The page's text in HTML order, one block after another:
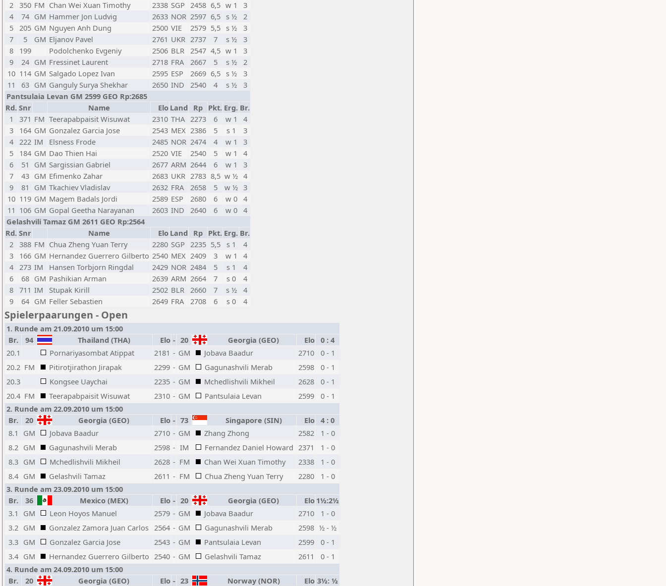
2 350 FM Chan Wei Xuan Timothy 2338 SGP 2458 6,5 w 1
3
4
74 GM Hammer Jon Ludvig 2633 NOR 2597 6,5 s ½
2
5 205 GM Nguyen Anh Dung 2500 VIE 2579 5,5 s ½
3
7
5 GM Eljanov Pavel 2761 UKR 2737 7 s ½
3
8
199 Podolchenko Evgeniy 2506 BLR 2547 4,5 w 1
3
9
24 GM Fressinet Laurent 2718 FRA 2667 5 s ½
2
10 114 GM Salgado Lopez Ivan 2595 ESP 2669 6,5 s ½
3
11
63 GM Ganguly Surya Shekhar 2650 IND 2540 4 s ½
3
Pantsulaia Levan GM 2599 GEO Rp:2685
Rd. Snr Name Elo Land Rp Pkt. Erg. Br.
1
371 FM Teerapabpaisit Wisuwat 2310 THA 2273 6 w 1
4
3
164 GM Gonzalez Garcia Jose 2543 MEX 2386 5 s 1
3
4 222 IM Elsness Frode 2485 NOR 2474 4 w 1
3
5
184 GM Dao Thien Hai 2520 VIE 2540 5 w 1
4
6
51 GM Sargissian Gabriel 2677 ARM 2644 6 w 1
3
7
43 GM Efimenko Zahar 2683 UKR 2783 8,5 w ½ 4
9
81 GM Tkachiev Vladislav 2632 FRA 2658 5 w ½ 3
10 119 GM Magem Badals Jordi 2589 ESP 2680 6 w 0
4
11 106 GM Gopal Geetha Narayanan 2603 IND 2640 6 w 0
4
Gelashvili Tamaz GM 2611 GEO Rp:2564
Rd. Snr Name Elo Land Rp Pkt. Erg. Br.
2 388 FM Chua Zheng Yuan Terry 2280 SGP 2235 5,5 s 1
4
3
166 GM Hernandez Guerrero Gilberto 2540 MEX 2409 3 w 1
4
4 273 IM Hansen Torbjorn Ringdal 2429 NOR 2484 5 s 1
4
6
68 GM Pashikian Arman 2639 ARM 2664 7 s 0
4
8 711 IM Stupak Kirill 2502 BLR 2660 7 s ½
4
9
64 GM Feller Sebastien 2649 FRA 2708 6 s 0 4
Spielerpaarungen - Open
1. Runde am 21.09.2010 um 15:00
Br.
94 Thailand (THA) Elo - 20 Georgia (GEO) Elo 0 : 4
20.1
Pornariyasombat Atippat 2181 - GM Jobava Baadur 2710
0 - 1
20.2 FM Pitirotjirathon Jirapak 2299 - GM Gagunashvili Merab 2598
0 - 1
20.3
Kongsee Uaychai 2235 - GM Mchedlishvili Mikheil 2628
0 - 1
20.4 FM Teerapabpaisit Wisuwat 2310 - GM Pantsulaia Levan 2599
0 - 1
2. Runde am 22.09.2010 um 15:00
Br.
20 Georgia (GEO) Elo - 73 Singapore (SIN) Elo 4 : 0
8.1
GM Jobava Baadur 2710 - GM Zhang Zhong 2582
1 - 0
8.2 GM Gagunashvili Merab 2598 - IM Fernandez Daniel Howard 2371
1 - 0
8.3 GM Mchedlishvili Mikheil 2628 - FM Chan Wei Xuan Timothy 2338
1 - 0
8.4 GM Gelashvili Tamaz 2611 - FM Chua Zheng Yuan Terry 2280
1 - 0
3. Runde am 23.09.2010 um 15:00
Br.
36 Mexico (MEX) Elo - 20 Georgia (GEO) Elo 1½:2½
3.1
GM Leon Hoyos Manuel 2579 - GM Jobava Baadur 2710
1 - 0
3.2 GM Gonzalez Zamora Juan Carlos 2564 - GM Gagunashvili Merab 2598 ½ - ½
3.3 GM Gonzalez Garcia Jose 2543 - GM Pantsulaia Levan 2599
0 - 1
3.4 GM Hernandez Guerrero Gilberto 2540 - GM Gelashvili Tamaz 2611
0 - 1
4. Runde am 24.09.2010 um 15:00
Br.
20 Georgia (GEO) Elo - 23 Norway (NOR) Elo 3½: ½